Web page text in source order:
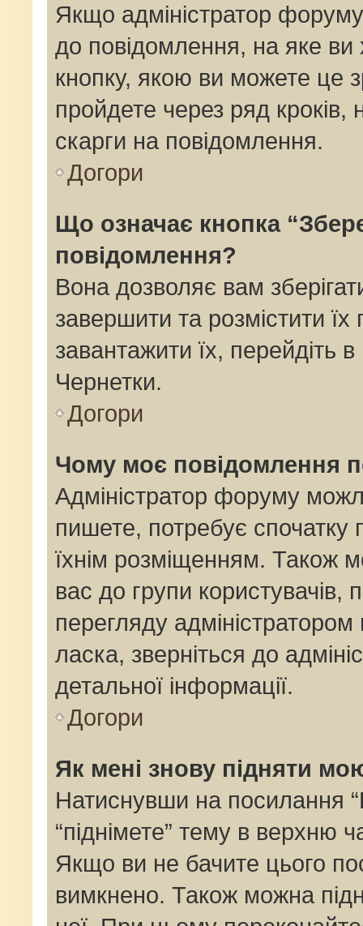
Якщо адміністратор
до повідомлення, на яке ви
кнопку, якою ви можете це
пройдете через ряд кроків,
скарги на повідомлення.
Догори
Що означає кнопка
повідомлення?
Вона дозволяє вам
завершити та розмістити
завантажити їх, перейдіть
Чернетки.
Догори
Чому моє повідомлення
Адміністратор форуму
пишете, потребує спочатку
їхнім розміщенням. Також
вас до групи
перегляду
ласка, зверніться до
детальної інформації.
Догори
Як мені знову підняти
Натиснувши на посилання
“піднімете” тему в верхню
Якщо ви не бачите цього
вимкнено. Також можна